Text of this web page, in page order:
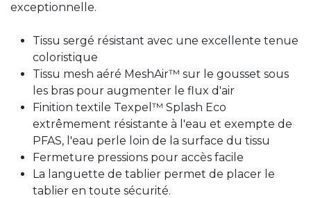
exceptionnelle.
Tissu sergé résistant avec une excellente tenue
coloristique
Tissu mesh aéré MeshAir™ sur le gousset sous
les bras pour augmenter le flux d'air
Finition textile Texpel™ Splash Eco
extrêmement résistante à l'eau et exempte de
PFAS, l'eau perle loin de la surface du tissu
Fermeture pressions pour accès facile
La languette de tablier permet de placer le
tablier en toute sécurité.